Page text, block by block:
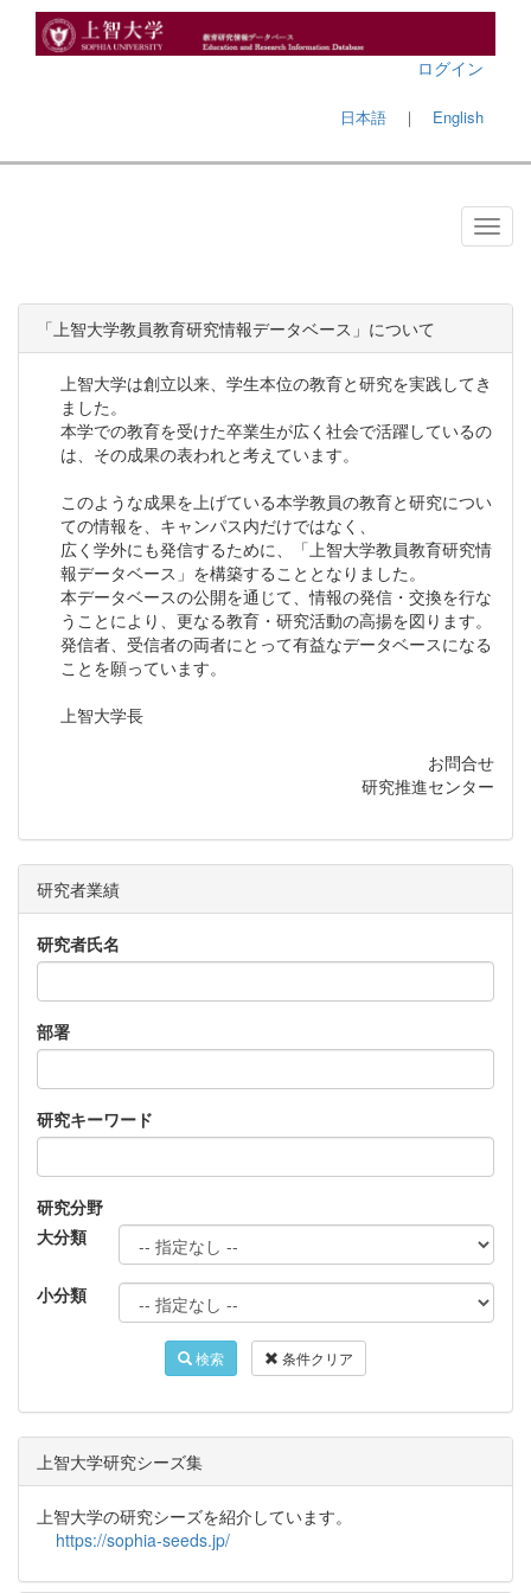
ログイン
日本語 ｜ English
「上智大学教員教育研究情報データベース」について
上智大学は創立以来、学生本位の教育と研究を実践してき
ました。
本学での教育を受けた卒業生が広く社会で活躍しているの
は、その成果の表われと考えています。
このような成果を上げている本学教員の教育と研究につい
ての情報を、キャンパス内だけではなく、
広く学外にも発信するために、「上智大学教員教育研究情
報データベース」を構築することとなりました。
本データベースの公開を通じて、情報の発信・交換を行な
うことにより、更なる教育・研究活動の高揚を図ります。
発信者、受信者の両者にとって有益なデータベースになる
ことを願っています。
上智大学長
お問合せ
研究推進センター
研究者業績
研究者氏名
部署
研究キーワード
研究分野
大分類
小分類
検索 条件クリア
上智大学研究シーズ集
上智大学の研究シーズを紹介しています。
https://sophia-seeds.jp/